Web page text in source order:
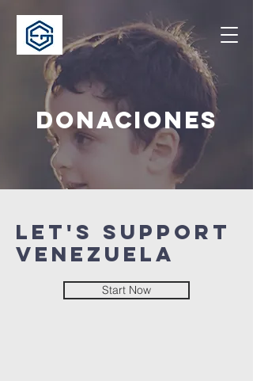
DONACIONES
Let's support
Venezuela
Start Now